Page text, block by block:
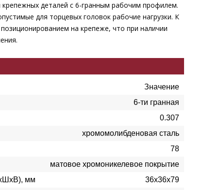
деталей с 6-гранным рабочим профилем.
для торцевых головок рабочие нагрузки. К
на крепеже, что при наличии
Значение
6-ти гранная
0.307
хромомолибденовая сталь
78
матовое хромоникелевое покрытие
мм
36х36х79